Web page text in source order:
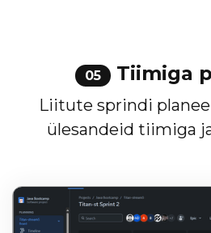
05 Tiimiga
Liitute sprindi
ülesandeid tiimiga